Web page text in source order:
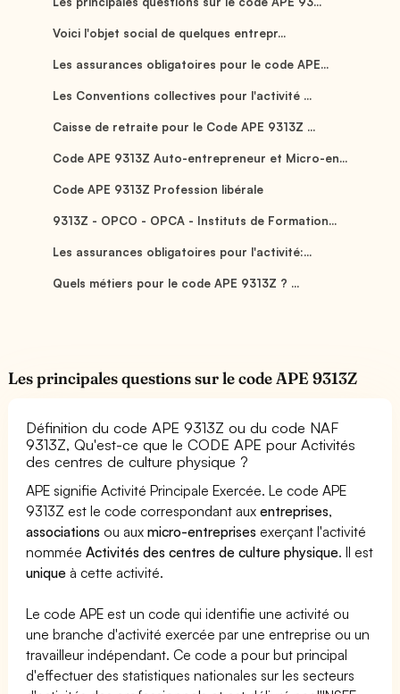
Voici l'objet social de quelques entrepr...
Les assurances obligatoires pour le code APE...
Les Conventions collectives pour l'activité ...
Caisse de retraite pour le Code APE 9313Z ...
Code APE 9313Z Auto-entrepreneur et Micro-en...
Code APE 9313Z Profession libérale
9313Z - OPCO - OPCA - Instituts de Formation...
Les assurances obligatoires pour l'activité:...
Quels métiers pour le code APE 9313Z ? ...
Les principales questions sur le code APE 9313Z
Définition du code APE 9313Z ou du code NAF
9313Z, Qu'est-ce que le CODE APE pour Activités
des centres de culture physique ?
APE signifie Activité Principale Exercée. Le code APE
9313Z est le code correspondant auxentreprises,
associations ou auxmicro-entreprises exerçant l'activité
nomméeActivités des centres de culture physique. Il est
unique à cette activité.
Le code APE est un code qui identifie une activité ou
une branche d'activité exercée par une entreprise ou un
travailleur indépendant. Ce code a pour but principal
d'effectuer des statistiques nationales sur les secteurs